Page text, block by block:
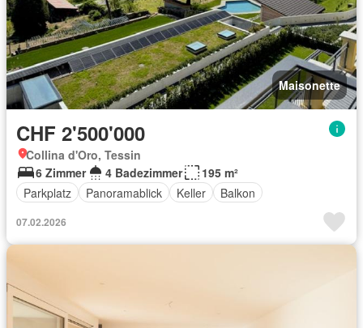
Maisonette
CHF 2'500'000
Collina d'Oro, Tessin
6 Zimmer
4 Badezimmer
195 m²
Parkplatz
Panoramablick Keller Balkon
07.02.2026